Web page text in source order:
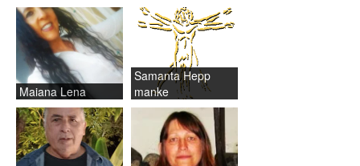
Maiana Lena
Samanta Hepp
manke